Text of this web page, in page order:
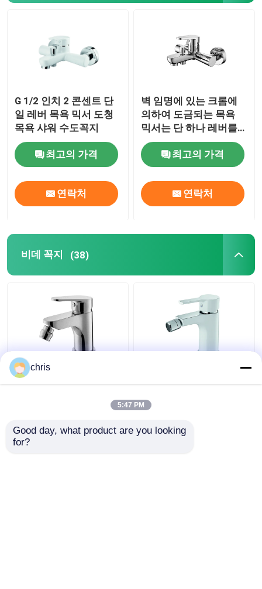
G 1/2 인치 2 콘센트 단
일 레버 목욕 믹서 도청
목욕 샤워 수도꼭지
최고의 가격
연락처
벽 임명에 있는 크롬에
의하여 도금되는 목욕
믹서는 단 하나 레버를
두드립니다
최고의 가격
연락처
비데 꼭지 (38)
데크 장착 단일 레버 비
데 수도꼭지 135mm 높
이 단일 손잡이 분지 믹
최고의 가격
꼭지 백색 크롬 완성되
는 조정가능한 통풍기
최고의 가격
chris
5:47 PM
Good day, what product are you looking
for?